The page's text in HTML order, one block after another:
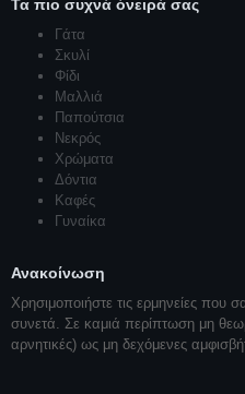
Τα πιο συχνά όνειρά σας
Γάτα
Σκυλί
Φίδι
Μαλλιά
Παπούτσια
Νεκρός
Χρώματα
Δόντια
Καφές
Γυναίκα
Ανακοίνωση
Χρησιμοποιήστε τις ερμηνείες που
συνετά. Σε καμιά περίπτωση μη
αρνητικές) ως μη δεχόμενες